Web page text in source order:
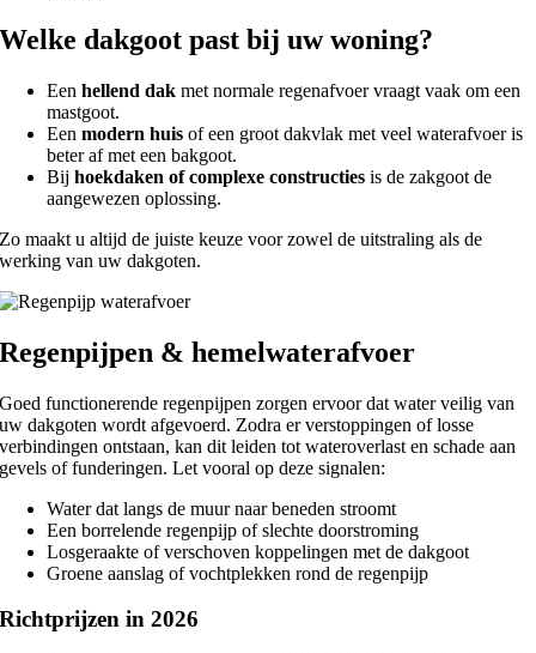
Welke dakgoot past bij uw woning?
Eenhellend dak met normale regenafvoer vraagt vaak om een
mastgoot.
Eenmodern huis of een groot dakvlak met veel waterafvoer is
beter af met een bakgoot.
Bijhoekdaken of complexe constructies is de zakgoot de
aangewezen oplossing.
Zo maakt u altijd de juiste keuze voor zowel de uitstraling als de
werking van uw dakgoten.
Regenpijpen & hemelwaterafvoer
Goed functionerende regenpijpen zorgen ervoor dat water veilig van
uw dakgoten wordt afgevoerd. Zodra er verstoppingen of losse
verbindingen ontstaan, kan dit leiden tot wateroverlast en schade aan
gevels of funderingen. Let vooral op deze signalen:
Water dat langs de muur naar beneden stroomt
Een borrelende regenpijp of slechte doorstroming
Losgeraakte of verschoven koppelingen met de dakgoot
Groene aanslag of vochtplekken rond de regenpijp
Richtprijzen in 2026